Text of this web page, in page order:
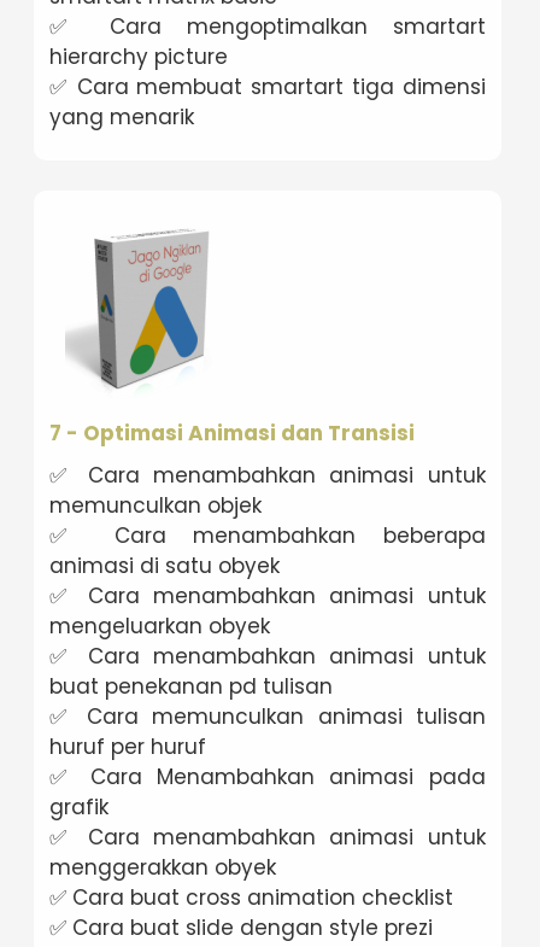
✅ Cara mengoptimalkan smartart
hierarchy picture
✅ Cara membuat smartart tiga dimensi
yang menarik
7 - Optimasi Animasi dan Transisi
✅ Cara menambahkan animasi untuk
memunculkan objek
✅ Cara menambahkan beberapa
animasi di satu obyek
✅ Cara menambahkan animasi untuk
mengeluarkan obyek
✅ Cara menambahkan animasi untuk
buat penekanan pd tulisan
✅ Cara memunculkan animasi tulisan
huruf per huruf
✅ Cara Menambahkan animasi pada
grafik
✅ Cara menambahkan animasi untuk
menggerakkan obyek
✅ Cara buat cross animation checklist
✅ Cara buat slide dengan style prezi